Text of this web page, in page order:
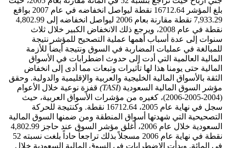
بلغ المؤشر 16712.64 نقطة ليواصل انخفاضه في عام 2007 بواقع
7,933.29 نقطة مقارنة بعام 2006 ليواصل انخفاضه إلى 4,802.99
نقطة في عام 2008، ويرجع ذلك الانخفاض الكبير خلال ثلاث
سنوات إلى عدة أسباب أهمها عملية التصحيح للمؤشر نتيجة
للمبالغة في عمليات المضاربة في السوق ونتيجة أيضاً للأزمة
المالية العالمية التي أدت إلى حدوث اضطرابات في الأسواق
المالية حتى يومنا هذا لها تأثيرات وتبعات مما أدى إلى انخفاض
الثقة بالأسواق المالية الخليجية والعربية والإقليمية والدولية. وحقق
مؤشر السوق المالية السعودية (TASI) قفزة نوعية خلال الأعوام
(2004-2005-2006)، كغيره من مؤشرات الأسواق العربية، حيث
سجل في نهاية عام 2005، 16712.64 نقطة. وكنتيجة للحركة
التصحيحية التي شهدتها أسواق المنطقة ومن ضمنها السوق المالية
السعودية خلال عام 2006، أغلق مؤشر السوق عند حاجز 4,802.99
نقطة في نهاية عام 2006 مسجلاً بذلك تراجعاً حاداً بلغت نسبته 52
في المائة. وبدأت الاضطرابات في السوق المالية السعودية خلال